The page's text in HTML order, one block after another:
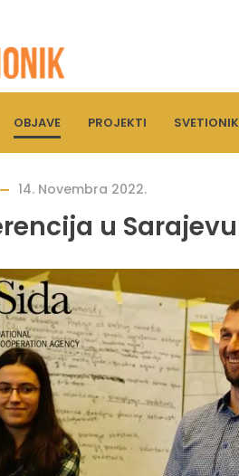
OBJAVE PROJEKTI SVETIONIK
14. Novembra 2022.
u Sarajevu